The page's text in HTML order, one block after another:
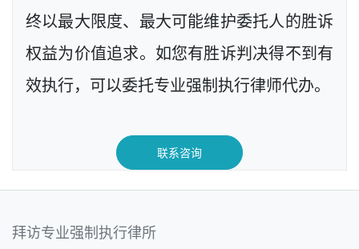
终以最大限度、最大可能维护委托人的胜诉
权益为价值追求。如您有胜诉判决得不到有
效执行，可以委托专业强制执行律师代办。
联系咨询
拜访专业强制执行律所